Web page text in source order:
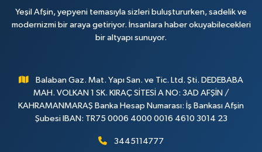
Yeşil Afşin, yepyeni temasıyla sizleri buluştururken, sadelik ve
modernizmi bir araya getiriyor. İnsanlara haber okuyabilecekleri
bir altyapı sunuyor.
Balaban Gaz. Mat. Yapı San. ve Tic. Ltd. Şti. DEDEBABA
MAH. VOLKAN 1 SK. KIRAÇ SİTESİ A NO: 3AD AFŞİN /
KAHRAMANMARAŞ Banka Hesap Numarası: İş Bankası Afşin
Şubesi IBAN: TR75 0006 4000 0016 4610 3014 23
3445114777